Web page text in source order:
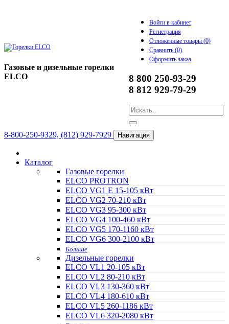
Газовые и дизельные горелки
ELCO
Войти в кабинет
Регистрация
Отложенные товары (0)
Сравнить (0)
Оформить заказ
8 800 250-93-29
8 812 929-79-29
8-800-250-9329, (812) 929-7929 Навигация
Каталог
Газовые горелки
ELCO PROTRON
ELCO VG1 E 15-105 кВт
ELCO VG2 70-210 кВт
ELCO VG3 95-300 кВт
ELCO VG4 100-460 кВт
ELCO VG5 170-1160 кВт
ELCO VG6 300-2100 кВт
Больше
Дизельные горелки
ELCO VL1 20-105 кВт
ELCO VL2 80-210 кВт
ELCO VL3 130-360 кВт
ELCO VL4 180-610 кВт
ELCO VL5 260-1186 кВт
ELCO VL6 320-2080 кВт